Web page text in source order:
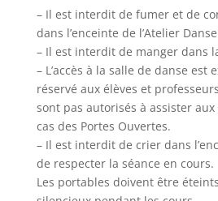
– Il est interdit de fumer et de
dans l’enceinte de l’Atelier
– Il est interdit de manger dans
– L’accès à la salle de danse est
réservé aux élèves et
sont pas autorisés à assister
cas des Portes Ouvertes.
– Il est interdit de crier dans
de respecter la séance en cours.
Les portables doivent être